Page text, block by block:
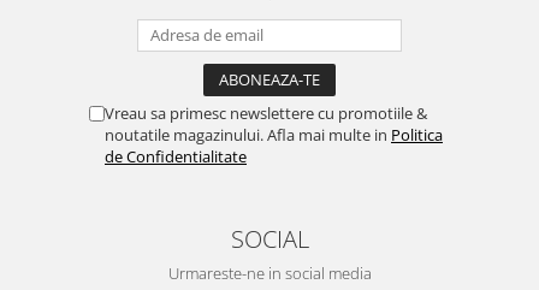
Vreau sa primesc newslettere cu promotiile &
noutatile magazinului. Afla mai multe in Politica
de Confidentialitate
SOCIAL
Urmareste-ne in social media